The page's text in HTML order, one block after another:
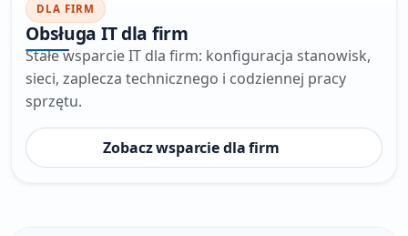
DLA FIRM
Obsługa IT dla firm
Stałe wsparcie IT dla firm: konfiguracja stanowisk,
sieci, zaplecza technicznego i codziennej pracy
sprzętu.
Zobacz wsparcie dla firm